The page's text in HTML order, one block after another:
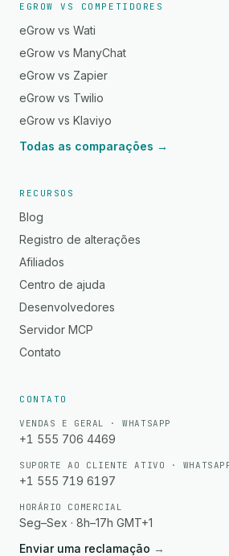
EGROW VS COMPETIDORES
eGrow vs Wati
eGrow vs ManyChat
eGrow vs Zapier
eGrow vs Twilio
eGrow vs Klaviyo
Todas as comparações →
RECURSOS
Blog
Registro de alterações
Afiliados
Centro de ajuda
Desenvolvedores
Servidor MCP
Contato
CONTATO
VENDAS E GERAL · WHATSAPP
+1 555 706 4469
SUPORTE AO CLIENTE ATIVO ·
+1 555 719 6197
HORÁRIO COMERCIAL
Seg–Sex · 8h–17h GMT+1
Enviar uma reclamação →